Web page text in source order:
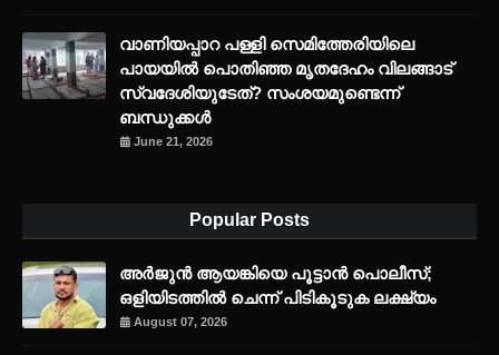
വാണിയപ്പാറ പള്ളി സെമിത്തേരിയിലെ
പായയിൽ പൊതിഞ്ഞ മൃതദേഹം വിലങ്ങാട്
സ്വദേശിയുടേത്? സംശയമുണ്ടെന്ന്
ബന്ധുക്കൾ
June 21, 2026
Popular Posts
അര്‍ജുന്‍ ആയങ്കിയെ പൂട്ടാന്‍ പൊലീസ്;
ഒളിയിടത്തില്‍ ചെന്ന് പിടികൂടുക ലക്ഷ്യം
August 07, 2026